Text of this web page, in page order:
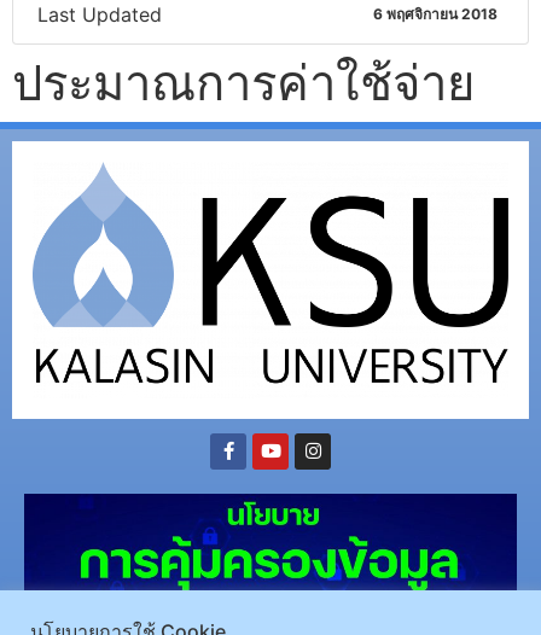
Last Updated 6 พฤศจิกายน 2018
ประมาณการค่าใช้จ่าย